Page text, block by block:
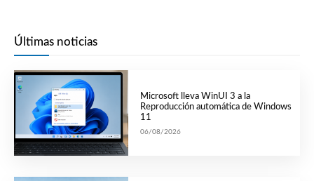
Últimas noticias
Microsoft lleva WinUI 3 a la
Reproducción automática de Windows
11
06/08/2026